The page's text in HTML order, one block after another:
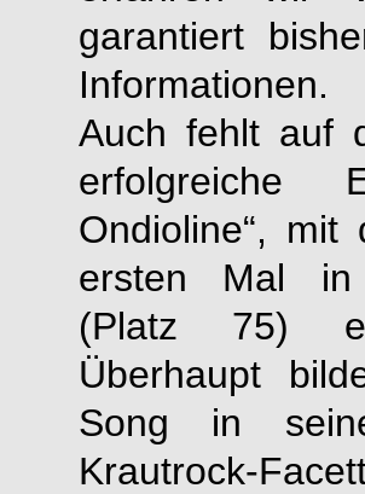
garantiert
Informationen.
Auch fehlt auf
erfolgreiche
Ondioline“,
ersten Mal in
(Platz 75)
Überhaupt
Song in
Krautrock-